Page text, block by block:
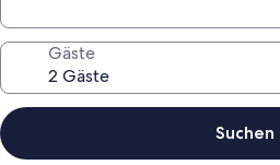
Gäste
Suchen